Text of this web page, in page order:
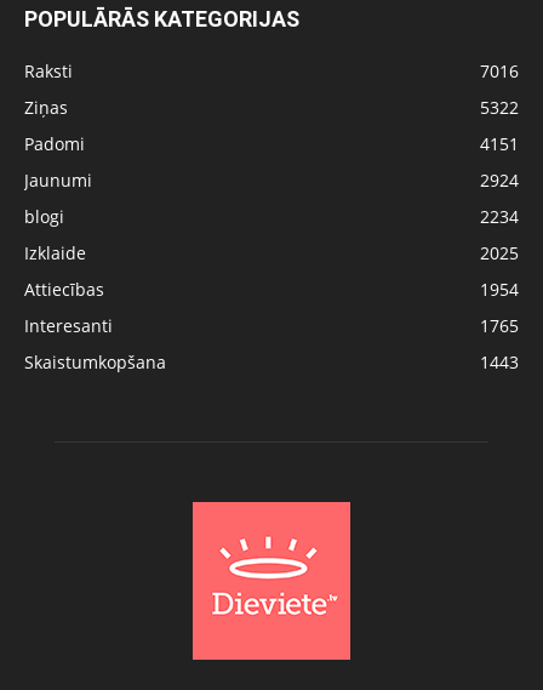
POPULĀRĀS KATEGORIJAS
Raksti
7016
Ziņas
5322
Padomi
4151
Jaunumi
2924
blogi
2234
Izklaide
2025
Attiecības
1954
Interesanti
1765
Skaistumkopšana
1443